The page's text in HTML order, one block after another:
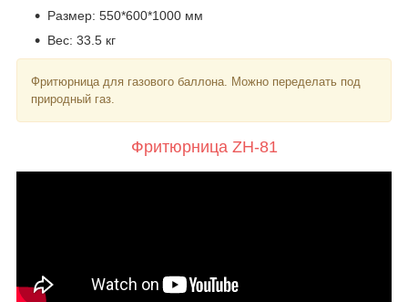
Размер: 550*600*1000 мм
Вес: 33.5 кг
Фритюрница для газового баллона. Можно переделать под
природный газ.
Фритюрница ZH-81